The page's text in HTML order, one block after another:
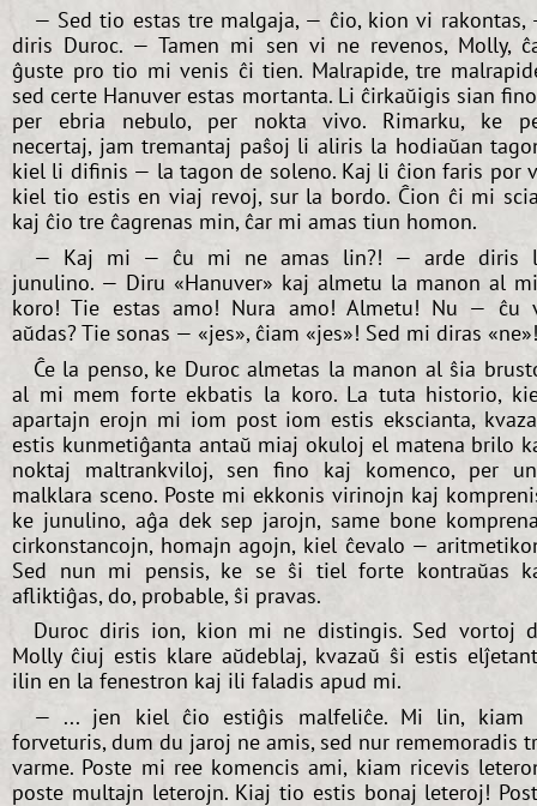
— Sed tio estas tre malgaja, — ĉio, kion vi rakontas,
diris Duroc. — Tamen mi sen vi ne revenos, Molly,
ĝuste pro tio mi venis ĉi tien. Malrapide, tre
sed certe Hanuver estas mortanta. Li ĉirkaŭigis sian
per ebria nebulo, per nokta vivo. Rimarku, ke
necertaj, jam tremantaj paŝoj li aliris la hodiaŭan
kiel li difinis — la tagon de soleno. Kaj li ĉion faris por
kiel tio estis en viaj revoj, sur la bordo. Ĉion ĉi mi
kaj ĉio tre ĉagrenas min, ĉar mi amas tiun homon.
— Kaj mi — ĉu mi ne amas lin?! — arde diris
junulino. — Diru «Hanuver» kaj almetu la manon al
koro! Tie estas amo! Nura amo! Almetu! Nu — ĉu
aŭdas? Tie sonas — «jes», ĉiam «jes»! Sed mi diras «ne»!
Ĉe la penso, ke Duroc almetas la manon al ŝia
al mi mem forte ekbatis la koro. La tuta historio,
apartajn erojn mi iom post iom estis ekscianta,
estis kunmetiĝanta antaŭ miaj okuloj el matena brilo
noktaj maltrankviloj, sen fino kaj komenco, per
malklara sceno. Poste mi ekkonis virinojn kaj
ke junulino, aĝa dek sep jarojn, same bone
cirkonstancojn, homajn agojn, kiel ĉevalo —
Sed nun mi pensis, ke se ŝi tiel forte kontraŭas
afliktiĝas, do, probable, ŝi pravas.
Duroc diris ion, kion mi ne distingis. Sed vortoj
Molly ĉiuj estis klare aŭdeblaj, kvazaŭ ŝi estis
ilin en la fenestron kaj ili faladis apud mi.
— ... jen kiel ĉio estiĝis malfeliĉe. Mi lin, kiam
forveturis, dum du jaroj ne amis, sed nur rememoradis
varme. Poste mi ree komencis ami, kiam ricevis
poste multajn leterojn. Kiaj tio estis bonaj leteroj!